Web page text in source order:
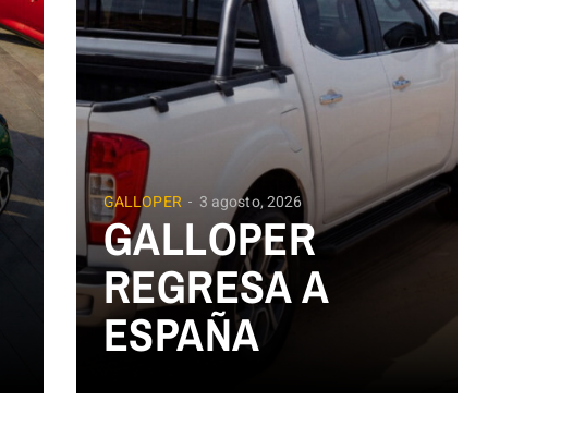
GALLOPER 3 agosto, 2026
GALLOPER
REGRESA A
ESPAÑA